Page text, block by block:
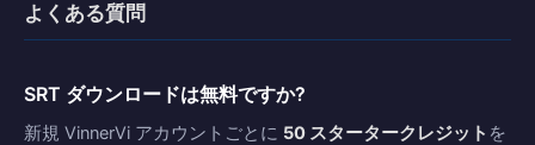
よくある質問
SRT ダウンロードは無料ですか?
新規 VinnerVi アカウントごとに 50 スタータークレジット を